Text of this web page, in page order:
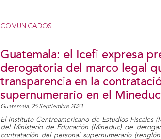
COMUNICADOS
Guatemala: el Icefi expresa
derogatoria del marco legal
transparencia en la
supernumerario en el Mineduc
Guatemala, 25 Septiembre 2023
El Instituto Centroamericano de Estudios Fiscales
del Ministerio de Educación (Mineduc) de
contratación del personal supernumerario